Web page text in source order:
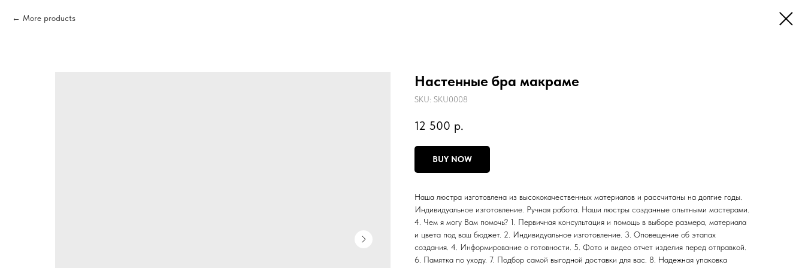
More products
Настенные бра макраме
SKU: SKU0008
12 500 р.
BUY NOW
Наша люстра изготовлена из высококачественных материалов и рассчитаны на долгие годы.
Индивидуальное изготовление. Ручная работа. Наши люстры созданные опытными мастерами.
4. Чем я могу Вам помочь? 1. Первичная консультация и помощь в выборе размера, материала
и цвета под ваш бюджет. 2. Индивидуальное изготовление. 3. Оповещение об этапах
создания. 4. Информирование о готовности. 5. Фото и видео отчет изделия перед отправкой.
6. Памятка по уходу. 7. Подбор самой выгодной доставки для вас. 8. Надежная упаковка